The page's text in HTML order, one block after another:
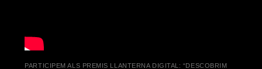
PARTICIPEM ALS PREMIS LLANTERNA DIGITAL: “DESCOBRIM